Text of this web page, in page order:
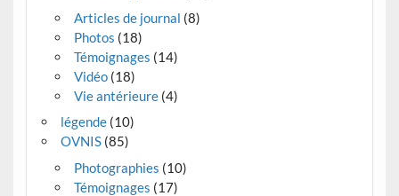
Articles de journal (8)
Photos (18)
Témoignages (14)
Vidéo(18)
Vie antérieure(4)
légende(10)
OVNIS(85)
Photographies (10)
Témoignages (17)